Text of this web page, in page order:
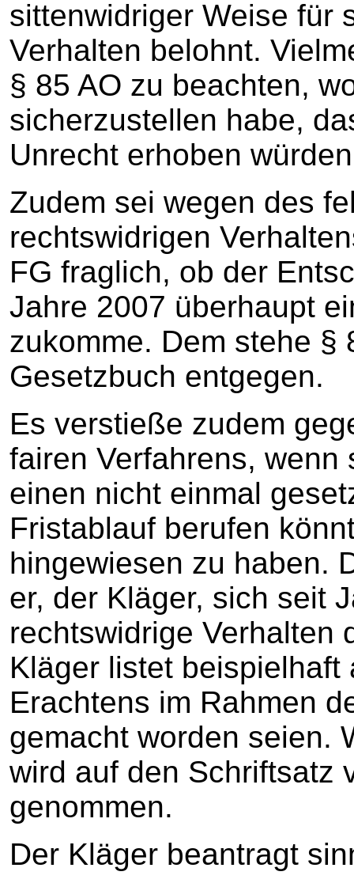
sittenwidriger Weise für
Verhalten belohnt.
§ 85 AO zu beachten,
sicherzustellen habe,
Unrecht erhoben
Zudem sei wegen des
rechtswidrigen
FG fraglich, ob der
Jahre 2007 überhaupt
zukomme. Dem stehe §
Gesetzbuch entgegen.
Es verstieße zudem
fairen Verfahrens, wenn
einen nicht einmal
Fristablauf berufen
hingewiesen zu haben.
er, der Kläger, sich seit
rechtswidrige Verhalten
Kläger listet
Erachtens im Rahmen
gemacht worden seien.
wird auf den Schriftsatz
genommen.
Der Kläger beantragt